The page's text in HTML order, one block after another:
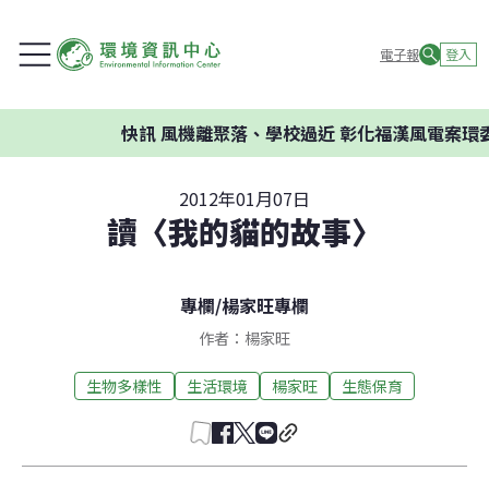
電子報 登入
快訊風機離聚落、學校過近 彰化福漢風電案環委建
2012年01月07日
讀〈我的貓的故事〉
專欄/楊家旺專欄
作者：楊家旺
生物多樣性 生活環境 楊家旺 生態保育